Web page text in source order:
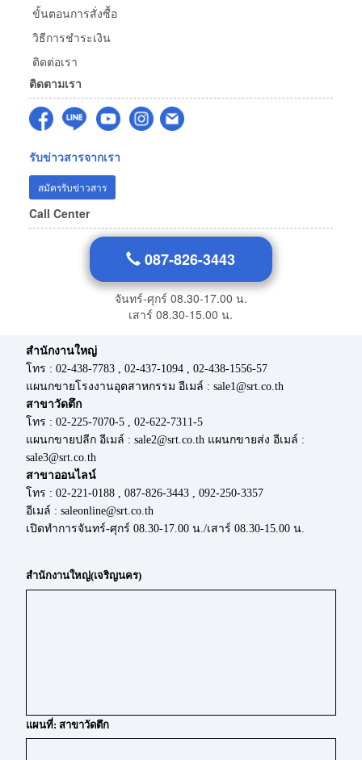
ขั้นตอนการสั่งซื้อ
วิธีการชำระเงิน
ติดต่อเรา
ติดตามเรา
รับข่าวสารจากเรา
สมัครรับข่าวสาร
Call Center
087-826-3443
จันทร์-ศุกร์ 08.30-17.00 น.
เสาร์ 08.30-15.00 น.
สำนักงานใหญ่
โทร : 02-438-7783 , 02-437-1094 , 02-438-1556-57
แผนกขายโรงงานอุตสาหกรรม อีเมล์ : sale1@srt.co.th
สาขาวัดตึก
โทร : 02-225-7070-5 , 02-622-7311-5
แผนกขายปลีก อีเมล์ : sale2@srt.co.th แผนกขายส่ง อีเมล์ :
sale3@srt.co.th
สาขาออนไลน์
โทร : 02-221-0188 , 087-826-3443 , 092-250-3357
อีเมล์ : saleonline@srt.co.th
เปิดทำการจันทร์-ศุกร์ 08.30-17.00 น./เสาร์ 08.30-15.00 น.
สำนักงานใหญ่(เจริญนคร)
แผนที่: สาขาวัดตึก